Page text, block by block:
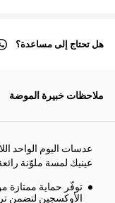
هل تحتاج إلى مساعدة؟
ملاحظات خبيرة الموضة
عدسات اليوم الواحد
عينيك لمسة ملوّنة
توفّر حماية ممتازة
الأوكسجين لتضمن